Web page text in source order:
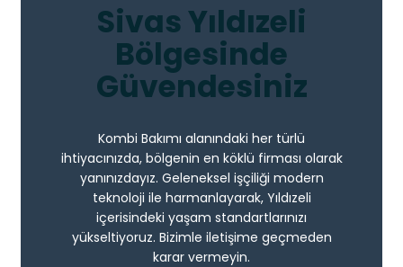
Sivas Yıldızeli
Bölgesinde
Güvendesiniz
Kombi Bakımı alanındaki her türlü
ihtiyacınızda, bölgenin en köklü firması olarak
yanınızdayız. Geleneksel işçiliği modern
teknoloji ile harmanlayarak, Yıldızeli
içerisindeki yaşam standartlarınızı
yükseltiyoruz. Bizimle iletişime geçmeden
karar vermeyin.